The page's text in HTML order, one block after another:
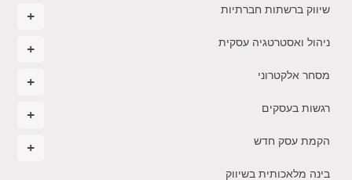
שיווק ברשתות חברתיות
ניהול ואסטרטגיה עסקית
מסחר אלקטרוני
רגשות בעסקים
הקמת עסק חדש
בינה מלאכותית בשיווק